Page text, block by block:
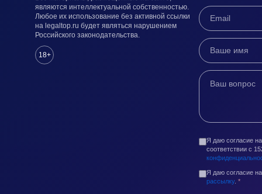
являются интеллектуальной собственностью.
Любое их использование без активной ссылки
на legaltop.ru будет являться нарушением
Российского законодательства.
18+
Я даю согласие
соответствии с
Я даю согласие
рассылку. *